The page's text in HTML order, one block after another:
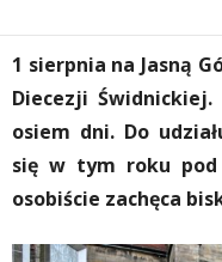
1 sierpnia na Jasną
Diecezji
osiem dni. Do
się w tym roku pod
osobiście zachęca